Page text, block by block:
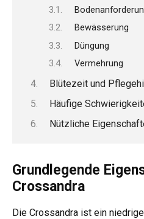
Bewässerung
Düngung
Vermehrung
Blütezeit und
Häufige
Nützliche
Grundlegende
Crossandra
Die Crossandra ist ein